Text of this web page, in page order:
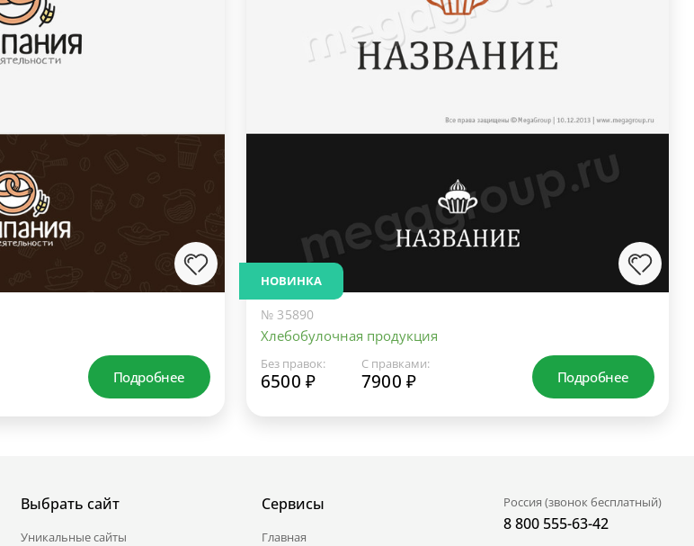
Подробнее
НОВИНКА
№ 35890
Хлебобулочная продукция
Без правок:
6500 ₽
С правками:
7900 ₽ Подробнее
Выбрать сайт
Уникальные сайты
Сервисы
Главная
Россия (звонок бесплатный)
8 800 555-63-42